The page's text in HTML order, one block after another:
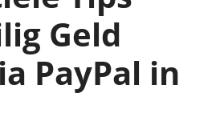
Geld
PayPal in